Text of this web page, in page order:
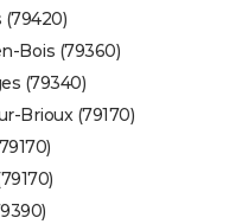
(79420)
Bois (79360)
(79340)
Brioux (79170)